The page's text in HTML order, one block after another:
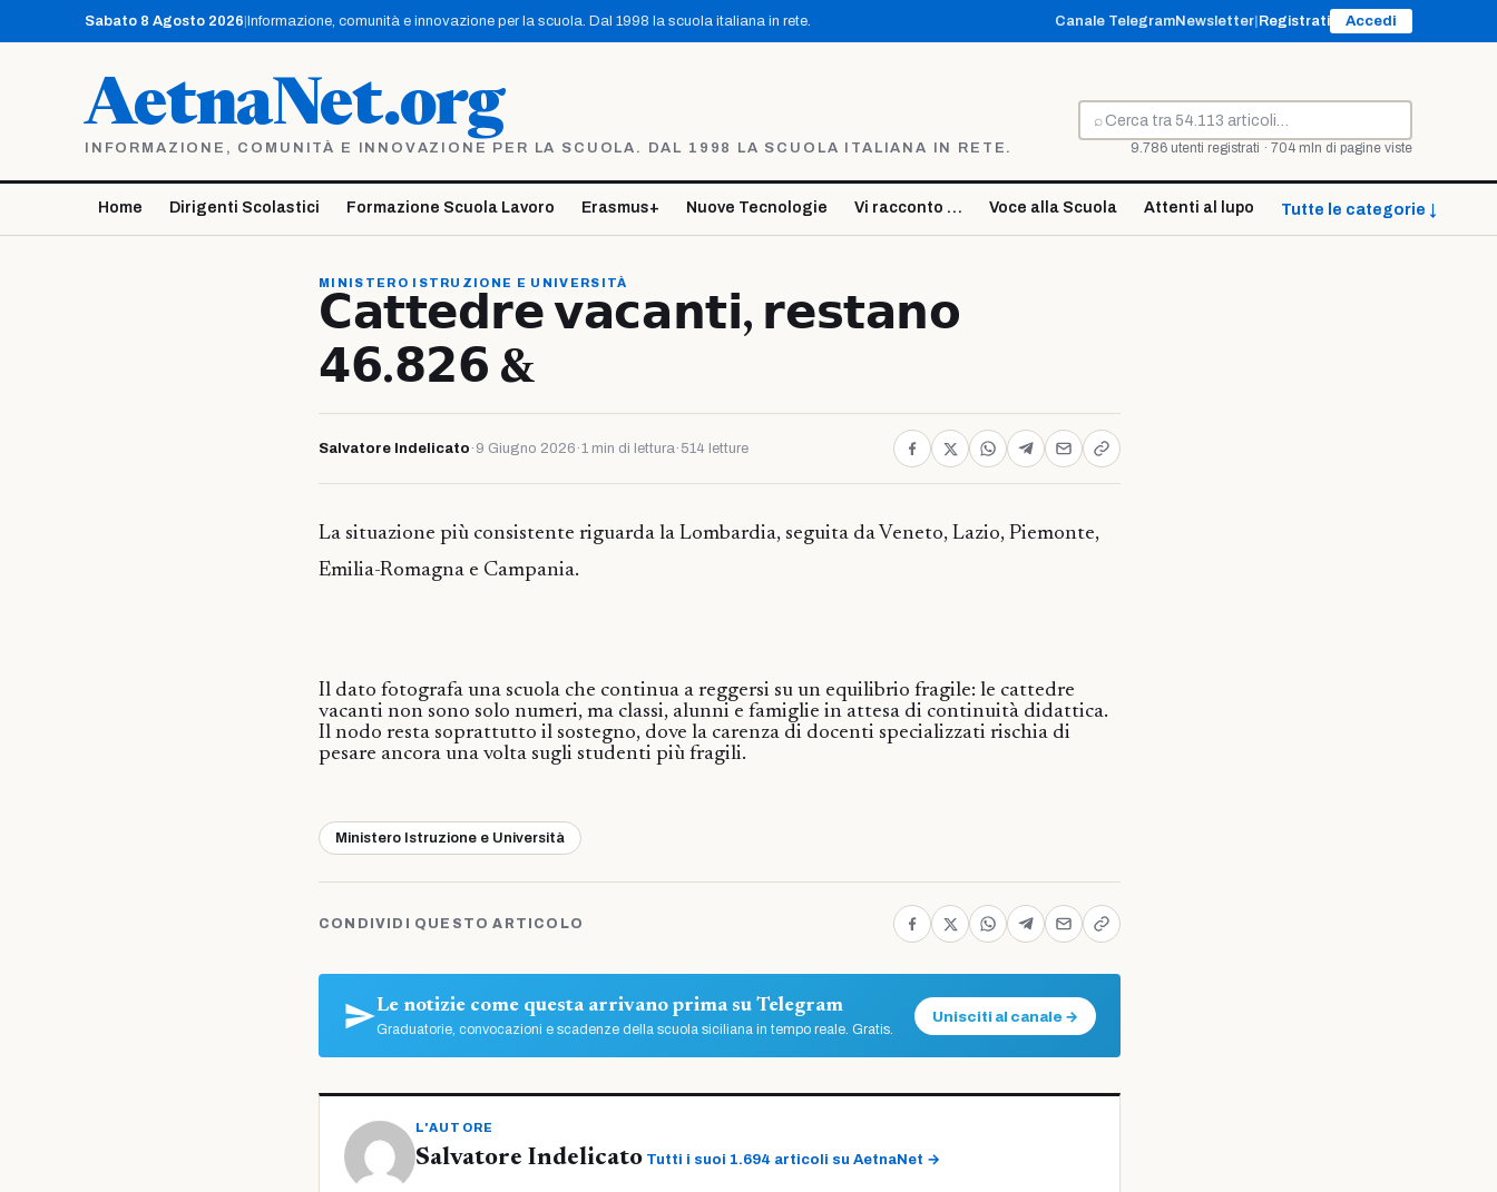
contenuto
Sabato 8 Agosto 2026 Informazione, comunità e innovazione per la scuola. Dal 1998 la scuola italiana in rete. Canale TelegramNewsletter Registrati Accedi
AetnaNet.org
INFORMAZIONE, COMUNITÀ E INNOVAZIONE PER LA SCUOLA. DAL 1998 LA SCUOLA ITALIANA IN RETE.
⌕
Cerca
9.786 utenti registrati · 704 mln di pagine viste
Home Dirigenti Scolastici Formazione Scuola Lavoro Erasmus+ Nuove Tecnologie Vi racconto … Voce alla Scuola Attenti al lupo Tutte le categorie ↓
MINISTERO ISTRUZIONE E UNIVERSITÀ
𝗖𝗮𝘁𝘁𝗲𝗱𝗿𝗲 𝘃𝗮𝗰𝗮𝗻𝘁𝗶, 𝗿𝗲𝘀𝘁𝗮𝗻𝗼
𝟰𝟲.𝟴𝟮𝟲 &
Salvatore Indelicato · 9 Giugno 2026 ·1 min di lettura· 514 letture
La situazione più consistente riguarda la Lombardia, seguita da Veneto, Lazio, Piemonte,
Emilia-Romagna e Campania.
Il dato fotografa una scuola che continua a reggersi su un equilibrio fragile: le cattedre
vacanti non sono solo numeri, ma classi, alunni e famiglie in attesa di continuità didattica.
Il nodo resta soprattutto il sostegno, dove la carenza di docenti specializzati rischia di
pesare ancora una volta sugli studenti più fragili.
Ministero Istruzione e Università
CONDIVIDI QUESTO ARTICOLO
Le notizie come questa arrivano prima su Telegram
Graduatorie, convocazioni e scadenze della scuola siciliana in tempo reale. Gratis.
Unisciti al canale →
L'AUTORE
Salvatore Indelicato Tutti i suoi 1.694 articoli su AetnaNet →